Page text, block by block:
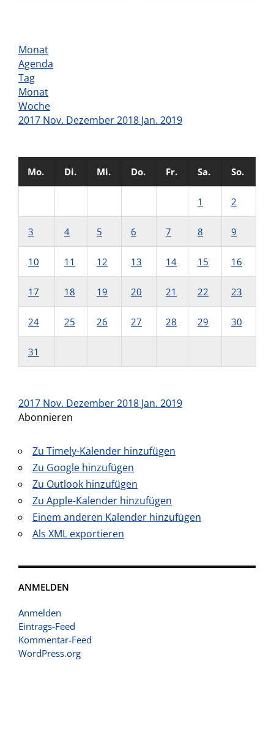
Monat
Agenda
Tag
Monat
Woche
2017 Nov. Dezember 2018 Jan. 2019
Mo. Di. Mi. Do. Fr. Sa. So.
1 2
3 4 5 6 7 8 9
10 11 12 13 14 15 16
17 18 19 20 21 22 23
24 25 26 27 28 29 30
31
2017 Nov. Dezember 2018 Jan. 2019
Abonnieren
Zu Timely-Kalender hinzufügen
Zu Google hinzufügen
Zu Outlook hinzufügen
Zu Apple-Kalender hinzufügen
Einem anderen Kalender hinzufügen
Als XML exportieren
ANMELDEN
Anmelden
Eintrags-Feed
Kommentar-Feed
WordPress.org